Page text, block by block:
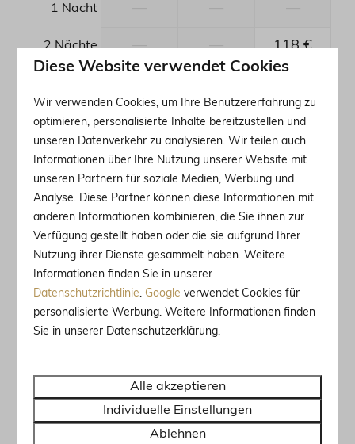
1 Nacht
2 Nächte — — 118 €
4 Nächte — 213 € 277 €
5 Nächte — 330 € 394 €
6 Nächte — 341 € 447 €
7 Nächte — 341 € 500 €
8 Nächte — 394 €
9 Nächte — — 447 €
— 553 € 617 €
12 Nächte — 670 € 734 €
Diese Website verwendet Cookies
Wir verwenden Cookies, um Ihre Benutzererfahrung zu
optimieren, personalisierte Inhalte bereitzustellen und
unseren Datenverkehr zu analysieren. Wir teilen auch
Informationen über Ihre Nutzung unserer Website mit
unseren Partnern für soziale Medien, Werbung und
Analyse. Diese Partner können diese Informationen mit
anderen Informationen kombinieren, die Sie ihnen zur
Verfügung gestellt haben oder die sie aufgrund Ihrer
Nutzung ihrer Dienste gesammelt haben. Weitere
Informationen finden Sie in unserer
Datenschutzrichtlinie. Google verwendet Cookies für
personalisierte Werbung. Weitere Informationen finden
Sie in unserer Datenschutzerklärung.
Alle akzeptieren
Individuelle Einstellungen
Ablehnen